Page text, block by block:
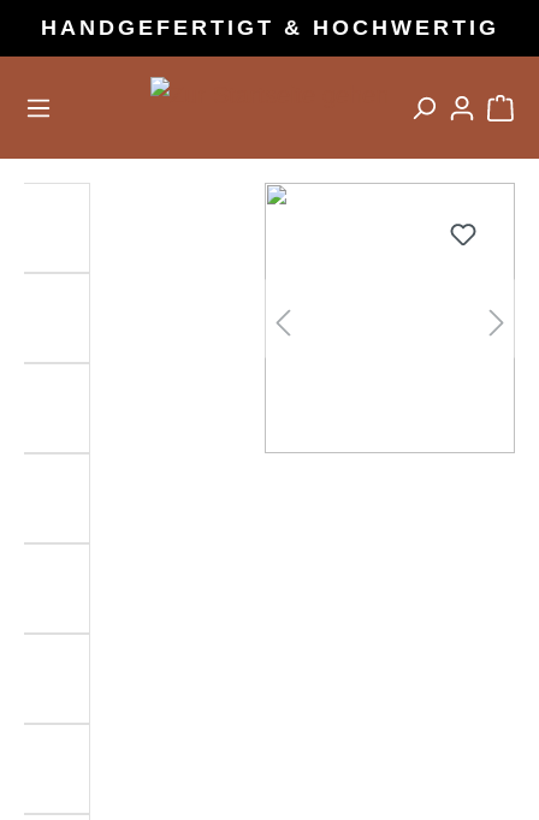
springen
HANDGEFERTIGT & HOCHWERTIG
Bildergalerie überspringen